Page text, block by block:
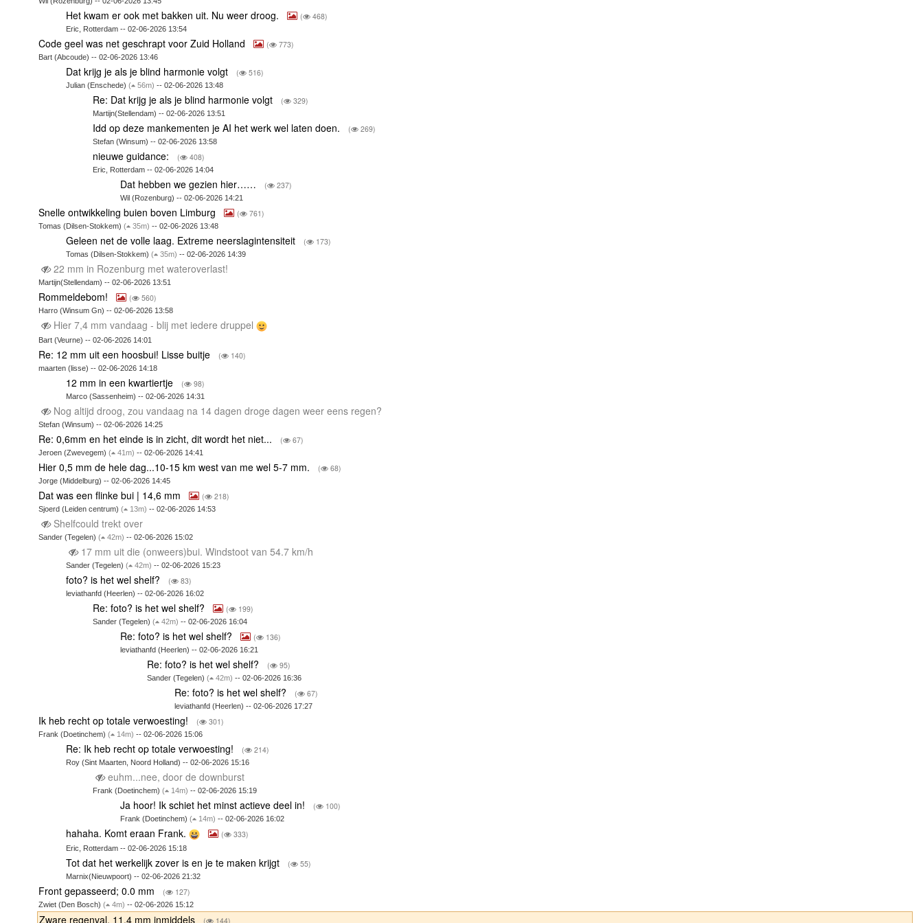
Het kwam er ook met bakken uit. Nu weer droog. ( 468)
Eric, Rotterdam -- 02-06-2026 13:54
Code geel was net geschrapt voor Zuid Holland ( 773)
Bart (Abcoude) -- 02-06-2026 13:46
Dat krijg je als je blind harmonie volgt ( 516)
Julian (Enschede) ( 56m) -- 02-06-2026 13:48
Re: Dat krijg je als je blind harmonie volgt ( 329)
Martijn(Stellendam) -- 02-06-2026 13:51
Idd op deze mankementen je AI het werk wel laten doen. ( 269)
Stefan (Winsum) -- 02-06-2026 13:58
nieuwe guidance: ( 408)
Eric, Rotterdam -- 02-06-2026 14:04
Dat hebben we gezien hier…… ( 237)
Wil (Rozenburg) -- 02-06-2026 14:21
Snelle ontwikkeling buien boven Limburg ( 761)
Tomas (Dilsen-Stokkem)( 35m) -- 02-06-2026 13:48
Geleen net de volle laag. Extreme neerslagintensiteit ( 173)
Tomas (Dilsen-Stokkem) ( 35m) -- 02-06-2026 14:39
22 mm in Rozenburg met wateroverlast!
Martijn(Stellendam) -- 02-06-2026 13:51
Rommeldebom! ( 560)
Harro (Winsum Gn) -- 02-06-2026 13:58
Hier 7,4 mm vandaag - blij met iedere druppel
Bart (Veurne) -- 02-06-2026 14:01
Re: 12 mm uit een hoosbui! Lisse buitje ( 140)
maarten (lisse) -- 02-06-2026 14:18
12 mm in een kwartiertje ( 98)
Marco (Sassenheim) -- 02-06-2026 14:31
Nog altijd droog, zou vandaag na 14 dagen droge dagen weer eens regen?
Stefan (Winsum) -- 02-06-2026 14:25
Re: 0,6mm en het einde is in zicht, dit wordt het niet... ( 67)
Jeroen (Zwevegem)( 41m) -- 02-06-2026 14:41
Hier 0,5 mm de hele dag...10-15 km west van me wel 5-7 mm. ( 68)
Jorge (Middelburg) -- 02-06-2026 14:45
Dat was een flinke bui | 14,6 mm ( 218)
Sjoerd (Leiden centrum)( 13m) -- 02-06-2026 14:53
Shelfcould trekt over
Sander (Tegelen)( 42m) -- 02-06-2026 15:02
17 mm uit die (onweers)bui. Windstoot van 54.7 km/h
Sander (Tegelen) ( 42m) -- 02-06-2026 15:23
foto? is het wel shelf? ( 83)
leviathanfd (Heerlen) -- 02-06-2026 16:02
Re: foto? is het wel shelf? ( 199)
Sander (Tegelen)( 42m) -- 02-06-2026 16:04
Re: foto? is het wel shelf? ( 136)
leviathanfd (Heerlen) -- 02-06-2026 16:21
Re: foto? is het wel shelf? ( 95)
Sander (Tegelen)( 42m) -- 02-06-2026 16:36
Re: foto? is het wel shelf? ( 67)
leviathanfd (Heerlen) -- 02-06-2026 17:27
Ik heb recht op totale verwoesting! ( 301)
Frank (Doetinchem)( 14m) -- 02-06-2026 15:06
Re: Ik heb recht op totale verwoesting! ( 214)
Roy (Sint Maarten, Noord Holland) -- 02-06-2026 15:16
euhm...nee, door de downburst
Frank (Doetinchem)( 14m) -- 02-06-2026 15:19
Ja hoor! Ik schiet het minst actieve deel in! ( 100)
Frank (Doetinchem) ( 14m) -- 02-06-2026 16:02
hahaha. Komt eraan Frank. ( 333)
Eric, Rotterdam -- 02-06-2026 15:18
Tot dat het werkelijk zover is en je te maken krijgt ( 55)
Marnix(Nieuwpoort) -- 02-06-2026 21:32
Front gepasseerd; 0.0 mm ( 127)
Zwiet (Den Bosch)( 4m) -- 02-06-2026 15:12
Zware regenval, 11.4 mm inmiddels ( 144)